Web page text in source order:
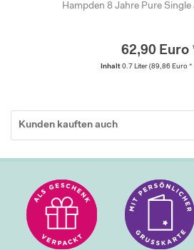
Hampden 8 Jahre Pure Single
62,90 Euro
Inhalt 0.7 Liter (89,86 Euro *
Kunden kauften auch